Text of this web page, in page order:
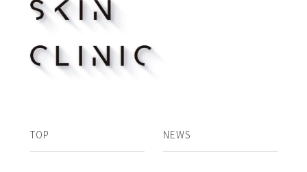
TOP NEWS